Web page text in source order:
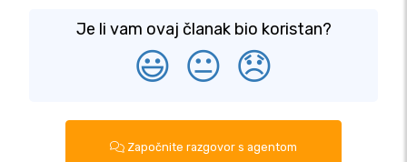
Je li vam ovaj članak bio koristan?
😃 😐 😞
Započnite razgovor s agentom